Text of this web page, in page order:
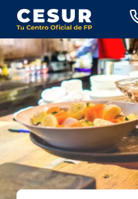
Skip
content